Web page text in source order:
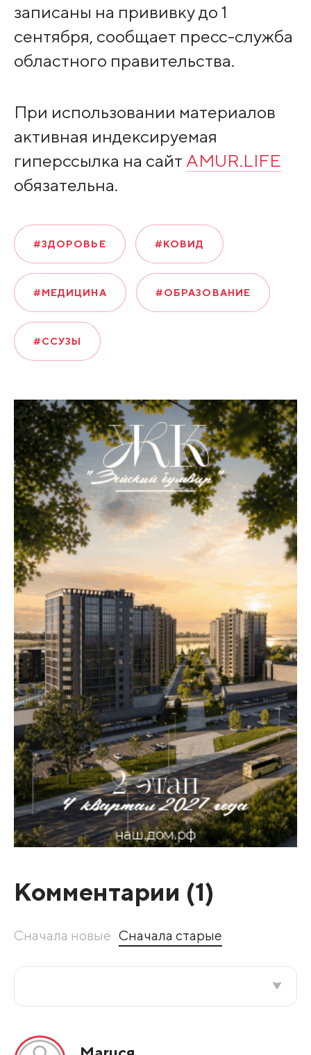
записаны на прививку до 1
сентября, сообщает пресс-служба
областного правительства.
При использовании материалов
активная индексируемая
гиперссылка на сайт AMUR.LIFE
обязательна.
#ЗДОРОВЬЕ #КОВИД
#МЕДИЦИНА #ОБРАЗОВАНИЕ
#ССУЗЫ
Комментарии (1)
Сначала новые Сначала старые